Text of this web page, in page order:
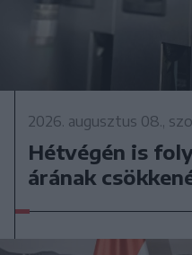
2026. augusztus 08.,
Hétvégén is
árának